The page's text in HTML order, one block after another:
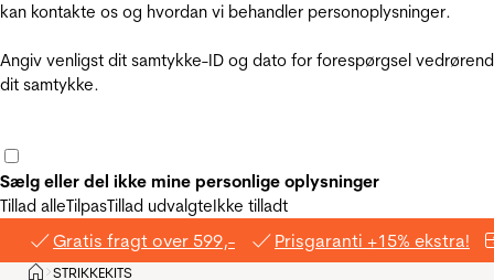
kan kontakte os og hvordan vi behandler personoplysninger.
Angiv venligst dit samtykke-ID og dato for forespørgsel
dit samtykke.
Sælg eller del ikke mine personlige oplysninger
Tillad alleTilpasTillad udvalgteIkke tilladt
Gratis fragt over 599,- Prisgaranti +15% ekstra!
Hjem
>STRIKKEKITS